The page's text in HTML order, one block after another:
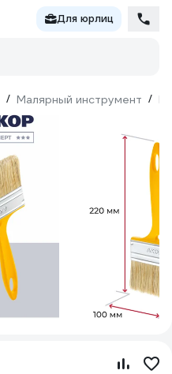
Для юрлиц
/ Малярный инструмент /